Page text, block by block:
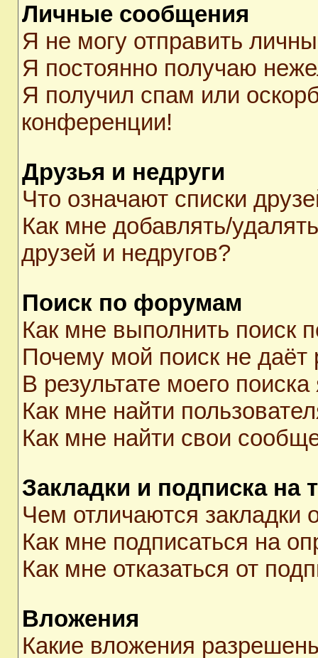
Личные сообщения
Я не могу отправить
Я постоянно получаю
Я получил спам или
конференции!
Друзья и недруги
Что означают списки
Как мне добавлять/
друзей и недругов?
Поиск по форумам
Как мне выполнить
Почему мой поиск не даёт
В результате моего
Как мне найти
Как мне найти свои
Закладки и подписка на
Чем отличаются закладки
Как мне подписаться на
Как мне отказаться от
Вложения
Какие вложения